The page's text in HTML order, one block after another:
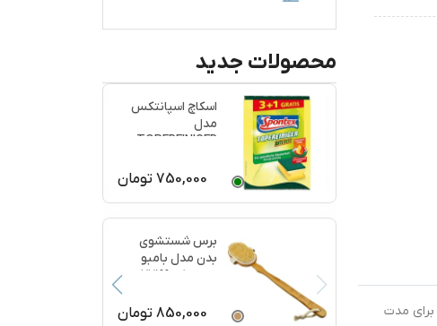
برای مدت
محصولات جدید
اسکاچ اسپانتکس
مدل
TOPFREINIGER
750,000 تومان
برس شستشوی
بدن مدل بامبو
ماساژ کد 77199
850,000 تومان